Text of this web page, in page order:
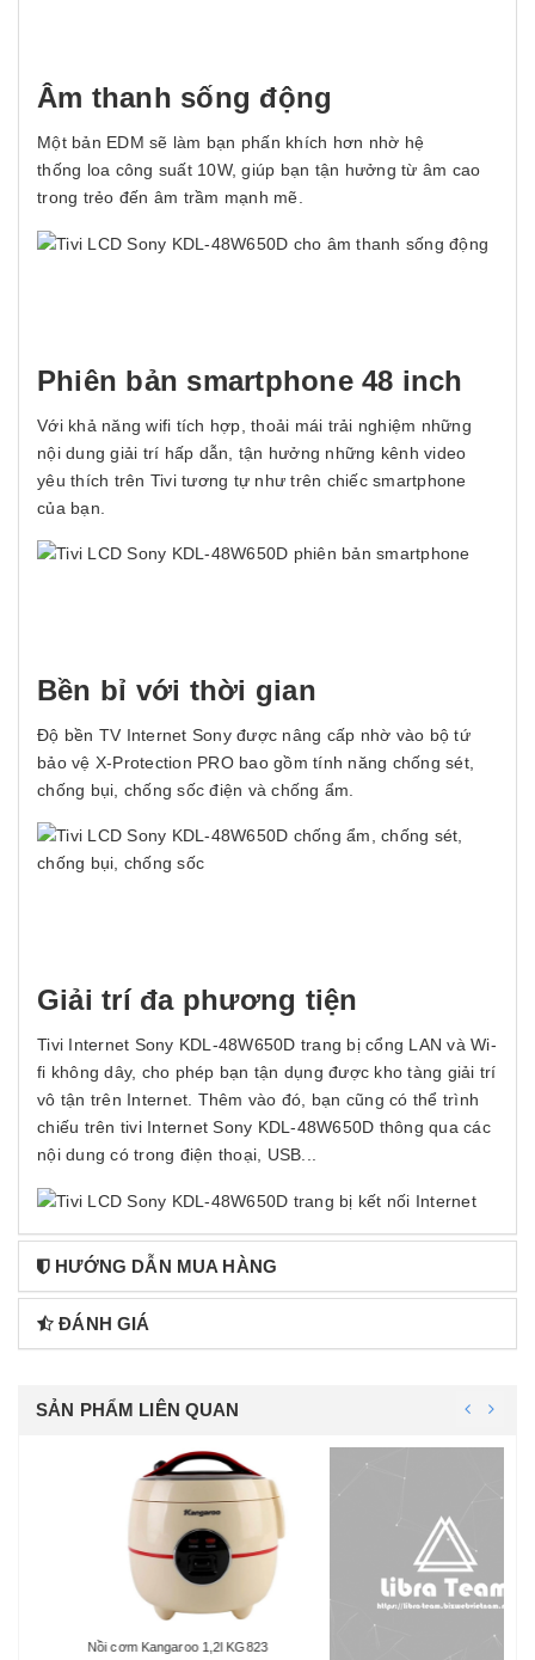
Âm thanh sống động
Một bản EDM sẽ làm bạn phấn khích hơn nhờ hệ
thống loa công suất 10W, giúp bạn tận hưởng từ âm cao
trong trẻo đến âm trầm mạnh mẽ.
Phiên bản smartphone 48 inch
Với khả năng wifi tích hợp, thoải mái trải nghiệm những
nội dung giải trí hấp dẫn, tận hưởng những kênh video
yêu thích trên Tivi tương tự như trên chiếc smartphone
của bạn.
Bền bỉ với thời gian
Độ bền TV Internet Sony được nâng cấp nhờ vào bộ tứ
bảo vệ X-Protection PRO bao gồm tính năng chống sét,
chống bụi, chống sốc điện và chống ẩm.
Giải trí đa phương tiện
Tivi Internet Sony KDL-48W650D trang bị cổng LAN và Wi-
fi không dây, cho phép bạn tận dụng được kho tàng giải trí
vô tận trên Internet. Thêm vào đó, bạn cũng có thể trình
chiếu trên tivi Internet Sony KDL-48W650D thông qua các
nội dung có trong điện thoại, USB...
HƯỚNG DẪN MUA HÀNG
ĐÁNH GIÁ
SẢN PHẨM LIÊN QUAN
Nồi cơm Kangaroo 1,2l KG823